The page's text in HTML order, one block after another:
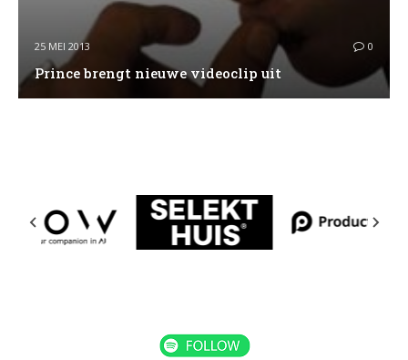
25 MEI 2013 0
Prince brengt nieuwe videoclip uit